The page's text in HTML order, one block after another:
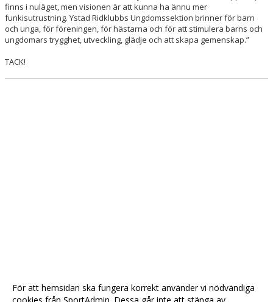
finns i nuläget, men visionen är att kunna ha ännu mer
funkisutrustning. Ystad Ridklubbs Ungdomssektion brinner för barn
och unga, för föreningen, för hästarna och för att stimulera barns och
ungdomars trygghet, utveckling, glädje och att skapa gemenskap.”
TACK!
För att hemsidan ska fungera korrekt använder vi nödvändiga